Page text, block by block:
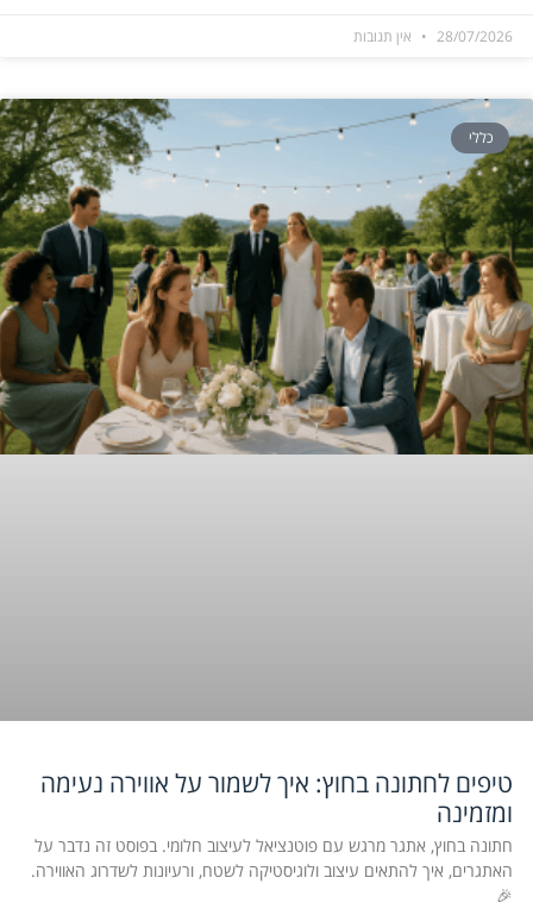
28/07/2026 אין תגובות
כללי
טיפים לחתונה בחוץ: איך לשמור על אווירה נעימה
ומזמינה
חתונה בחוץ, אתגר מרגש עם פוטנציאל לעיצוב חלומי. בפוסט זה נדבר על
האתגרים, איך להתאים עיצוב ולוגיסטיקה לשטח, ורעיונות לשדרוג האווירה.
🎉